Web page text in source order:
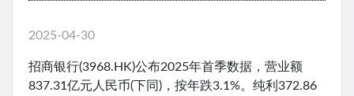
2025-04-30
招商银行(3968.HK)公布2025年首季数据，营业额
837.31亿元人民币(下同)，按年跌3.1%。纯利372.86